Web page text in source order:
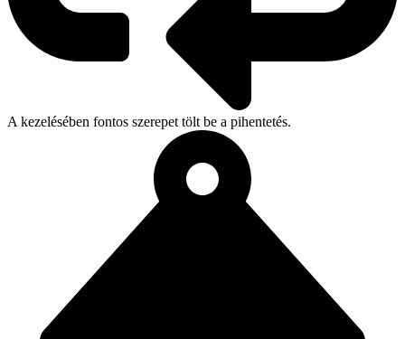
A kezelésében fontos szerepet tölt be a pihentetés.